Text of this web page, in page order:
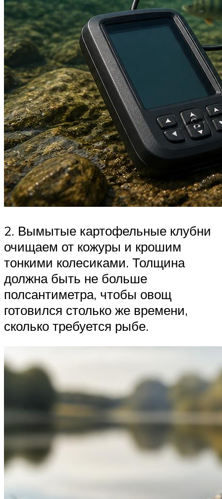
2. Вымытые картофельные клубни
очищаем от кожуры и крошим
тонкими колесиками. Толщина
должна быть не больше
полсантиметра, чтобы овощ
готовился столько же времени,
сколько требуется рыбе.